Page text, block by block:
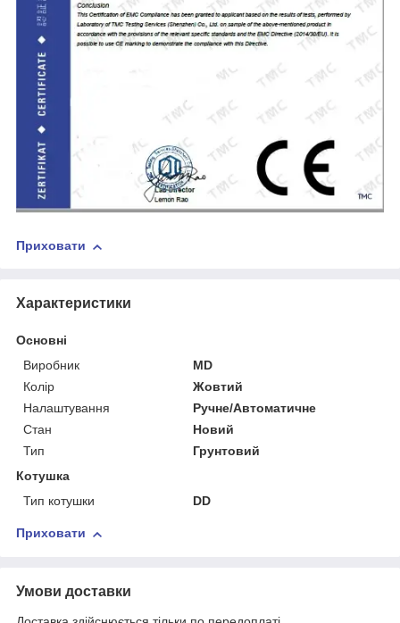
Приховати
Характеристики
Основні
Виробник
MD
Колір
Жовтий
Налаштування
Ручне/Автоматичне
Стан
Новий
Тип
Грунтовий
Котушка
Тип котушки
DD
Приховати
Умови доставки